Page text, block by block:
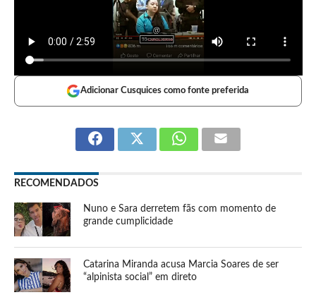
Adicionar Cusquices como fonte preferida
RECOMENDADOS
Nuno e Sara derretem fãs com momento de
grande cumplicidade
Catarina Miranda acusa Marcia Soares de ser
“alpinista social” em direto